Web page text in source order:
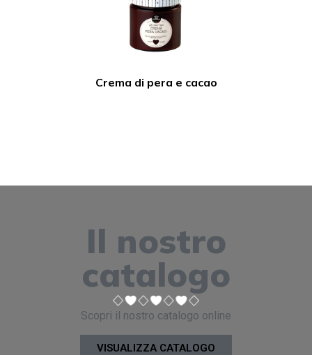
Crema di pera e cacao
Il nostro
catalogo
Scopri il nostro catalogo online
VISUALIZZA CATALOGO